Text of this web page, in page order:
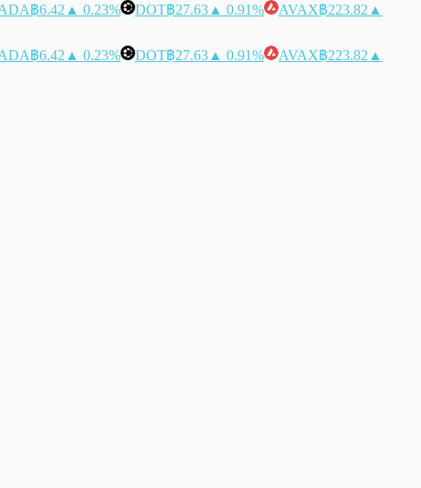
฿6.42 ▲ 0.23% DOT฿27.63 ▲ 0.91% AVAX฿223.82 ▲
฿6.42 ▲ 0.23% DOT฿27.63 ▲ 0.91% AVAX฿223.82 ▲